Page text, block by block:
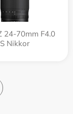
24-70mm F4.0
S Nikkor